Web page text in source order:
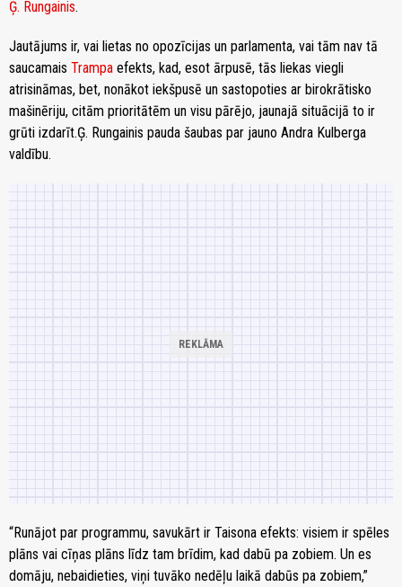
Ģ. Rungainis.
Jautājums ir, vai lietas no opozīcijas un parlamenta, vai tām nav tā
saucamais Trampa efekts, kad, esot ārpusē, tās liekas viegli
atrisināmas, bet, nonākot iekšpusē un sastopoties ar birokrātisko
mašinēriju, citām prioritātēm un visu pārējo, jaunajā situācijā to ir
grūti izdarīt.Ģ. Rungainis pauda šaubas par jauno Andra Kulberga
valdību.
“Runājot par programmu, savukārt ir Taisona efekts: visiem ir spēles
plāns vai cīņas plāns līdz tam brīdim, kad dabū pa zobiem. Un es
domāju, nebaidieties, viņi tuvāko nedēļu laikā dabūs pa zobiem,”